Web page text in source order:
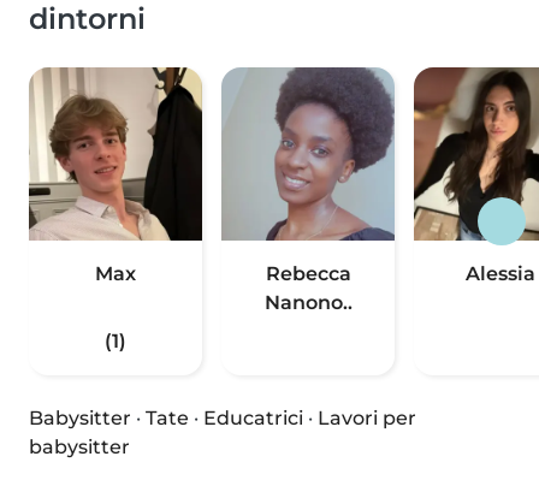
dintorni
Max
(1)
Rebecca
Nanono..
Alessia
Babysitter · Tate · Educatrici · Lavori per
babysitter